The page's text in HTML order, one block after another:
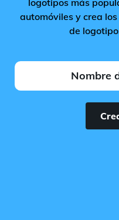
logotipos más
automóviles y crea
de